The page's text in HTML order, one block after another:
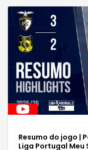
Resumo do jogo |
Liga Portugal Meu